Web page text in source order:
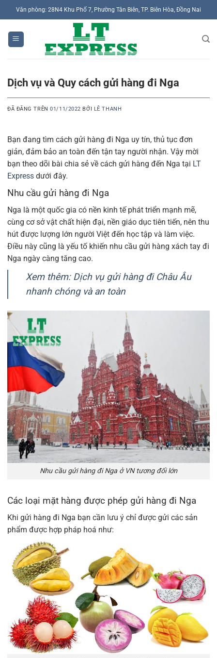
Chuyển
đến
nội
dung
Văn phòng: 28N4 Khu Phố 7, Phường Tân Biên, TP. Biên Hòa, Đồng Nai
Dịch vụ và Quy cách gửi hàng đi Nga
ĐÃ ĐĂNG TRÊN01/11/2022 BỞI LÊ THANH
Bạn đang tìm cách gửi hàng đi Nga uy tín, thủ tục đơn
giản, đảm bảo an toàn đến tận tay người nhận. Vậy mời
bạn theo dõi bài chia sẻ về cách gửi hàng đến Nga tại LT
Express dưới đây.
Nhu cầu gửi hàng đi Nga
Nga là một quốc gia có nền kinh tế phát triển mạnh mẽ,
cùng cơ sở vật chất hiện đại, nền giáo dục tiên tiến, nên thu
hút được lượng lớn người Việt đến học tập và làm việc.
Điều này cũng là yếu tố khiến nhu cầu gửi hàng xách tay đi
Nga ngày càng tăng cao.
Xem thêm: Dịch vụ gửi hàng đi Châu Âu
nhanh chóng và an toàn
Nhu cầu gửi hàng đi Nga ở VN tương đối lớn
Các loại mặt hàng được phép gửi hàng đi Nga
Khi gửi hàng đi Nga bạn cần lưu ý chỉ được gửi các sản
phẩm được hợp pháp hoá như: